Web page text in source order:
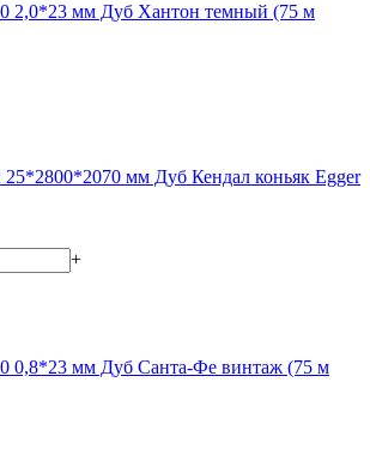
2,0*23 мм Дуб Хантон темный (75 м
мм Дуб Кендал коньяк Egger
+
0,8*23 мм Дуб Санта-Фе винтаж (75 м